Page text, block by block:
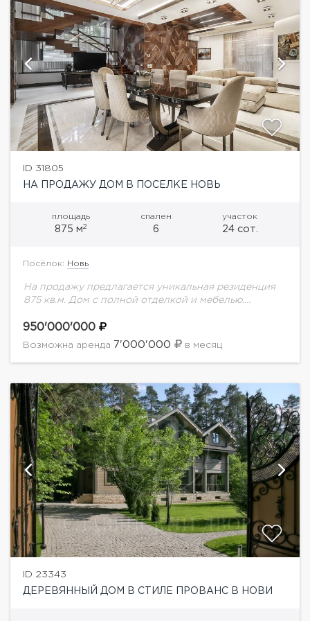
ID 31805
НА ПРОДАЖУ ДОМ В ПОСЕЛКЕ НОВЬ
площадь
875 м2
спален
6
участок
24 сот.
Посёлок: Новь
На продажу предлагается уникальная резиденция
875 кв.м. Дом с полной отделкой и мебелью.
Zonta. Панели и двери в гостиной и спальне...
950'000'000
Возможна аренда 7'000'000 в месяц
ID 23343
ДЕРЕВЯННЫЙ ДОМ В СТИЛЕ ПРОВАНС В НОВИ